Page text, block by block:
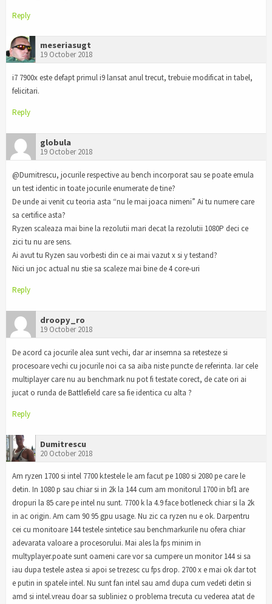
Reply
meseriasugt
19 October 2018
i7 7900x este defapt primul i9 lansat anul trecut, trebuie modificat in tabel,
felicitari.
Reply
globula
19 October 2018
@Dumitrescu, jocurile respective au bench incorporat sau se poate emula
un test identic in toate jocurile enumerate de tine?
De unde ai venit cu teoria asta “nu le mai joaca nimeni” Ai tu numere care
sa certifice asta?
Ryzen scaleaza mai bine la rezolutii mari decat la rezolutii 1080P deci ce
zici tu nu are sens.
Ai avut tu Ryzen sau vorbesti din ce ai mai vazut x si y testand?
Nici un joc actual nu stie sa scaleze mai bine de 4 core-uri
Reply
droopy_ro
19 October 2018
De acord ca jocurile alea sunt vechi, dar ar insemna sa retesteze si
procesoare vechi cu jocurile noi ca sa aiba niste puncte de referinta. Iar cele
multiplayer care nu au benchmark nu pot fi testate corect, de cate ori ai
jucat o runda de Battlefield care sa fie identica cu alta ?
Reply
Dumitrescu
20 October 2018
Am ryzen 1700 si intel 7700 k.testele le am facut pe 1080 si 2080 pe care le
detin. In 1080 p sau chiar si in 2k la 144 cum am monitorul 1700 in bf1 are
dropuri la 85 care pe intel nu sunt. 7700 k la 4.9 face botleneck chiar si la 2k
in ac origin. Am cam 90 95 gpu usage. Nu zic ca ryzen nu e ok. Darpentru
cei cu monitoare 144 testele sintetice sau benchmarkurile nu ofera chiar
adevarata valoare a procesorului. Mai ales la fps minim in
multyplayer.poate sunt oameni care vor sa cumpere un monitor 144 si sa
iau dupa testele astea si apoi se trezesc cu fps drop. 2700 x e mai ok dar tot
e putin in spatele intel. Nu sunt fan intel sau amd dupa cum vedeti detin si
amd si intel.vreau doar sa subliniez o problema trecuta cu vederea atat de